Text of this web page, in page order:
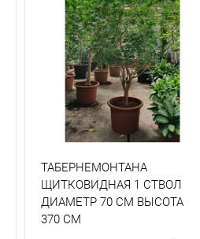
ТАБЕРНЕМОНТАНА
ЩИТКОВИДНАЯ 1 СТВОЛ
ДИАМЕТР 70 СМ ВЫСОТА
370 СМ